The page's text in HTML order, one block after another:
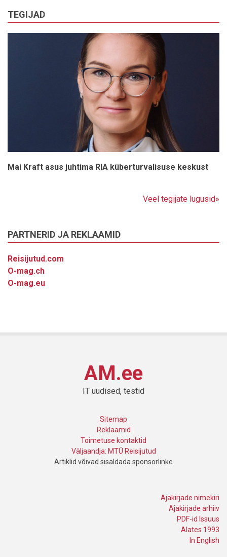
TEGIJAD
Mai Kraft asus juhtima RIA küberturvalisuse keskust
Veel tegijate lugusid»
PARTNERID JA REKLAAMID
Reisijutud.com
O-mag.ch
O-mag.eu
AM.ee
IT uudised, testid
Sitemap
Reklaamid
Toimetuse kontaktid
Väljaandja: MTÜ Reisijutud
Artiklid võivad sisaldada sponsorlinke
Ajakirjade nimekiri
Ajakirjade arhiiv
PDF-id Issuus
Alates 1993
In English